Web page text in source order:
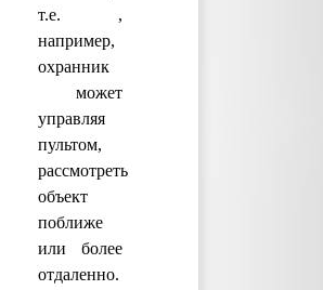
т.е. ,
например,
охранник
может
управляя
пультом,
рассмотреть
объект
поближе
или более
отдаленно.